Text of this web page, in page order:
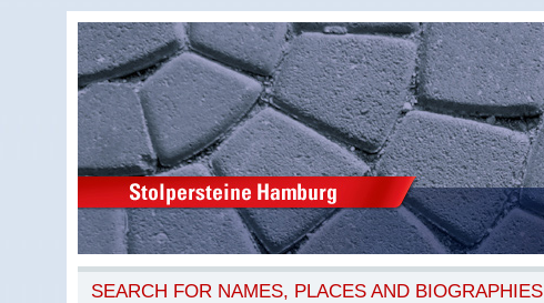
SEARCH FOR NAMES, PLACES AND BIOGRAPHIES